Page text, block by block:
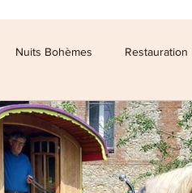
Nuits Bohèmes Restauration
STAGES